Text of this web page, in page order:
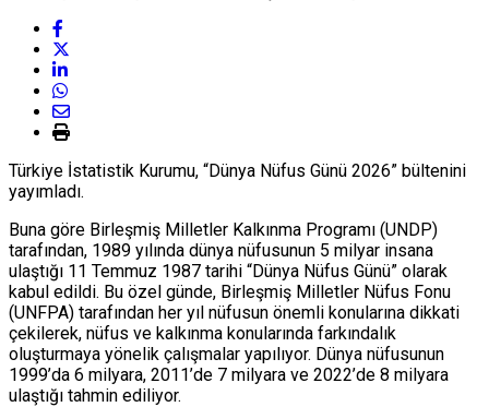
Türkiye İstatistik Kurumu, “Dünya Nüfus Günü 2026” bültenini
yayımladı.
Buna göre Birleşmiş Milletler Kalkınma Programı (UNDP)
tarafından, 1989 yılında dünya nüfusunun 5 milyar insana
ulaştığı 11 Temmuz 1987 tarihi “Dünya Nüfus Günü” olarak
kabul edildi. Bu özel günde, Birleşmiş Milletler Nüfus Fonu
(UNFPA) tarafından her yıl nüfusun önemli konularına dikkati
çekilerek, nüfus ve kalkınma konularında farkındalık
oluşturmaya yönelik çalışmalar yapılıyor. Dünya nüfusunun
1999’da 6 milyara, 2011’de 7 milyara ve 2022’de 8 milyara
ulaştığı tahmin ediliyor.